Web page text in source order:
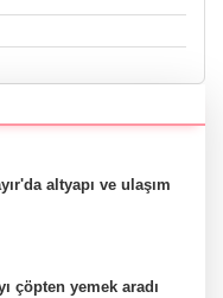
altyapı ve ulaşım
çöpten yemek aradı